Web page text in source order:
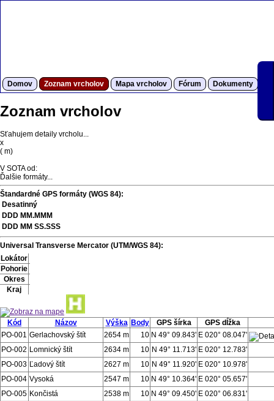
Domov Zoznam vrcholov Mapa vrcholov Fórum Dokumenty
Zoznam vrcholov
Sťahujem detaily vrcholu...
x
( m)
V SOTA od:
Ďalšie formáty...
Štandardné GPS formáty (WGS 84):
Desatinný
DDD MM.MMM
DDD MM SS.SSS
Universal Transverse Mercator (UTM/WGS 84):
Lokátor
Pohorie
Okres
Kraj
Kód Názov Výška Body GPS šírka
GPS dĺžka
PO-001 Gerlachovský štít 2654 m 10 N 49° 09.843' E 020° 08.047'
PO-002 Lomnický štít 2634 m 10 N 49° 11.713' E 020° 12.783'
PO-003 Ľadový štít 2627 m 10 N 49° 11.920' E 020° 10.978'
PO-004 Vysoká 2547 m 10 N 49° 10.364' E 020° 05.657'
PO-005 Končistá 2538 m 10 N 49° 09.450' E 020° 06.831'